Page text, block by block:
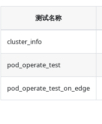
测试名称
cluster_info
pod_operate_test
pod_operate_test_on_edge